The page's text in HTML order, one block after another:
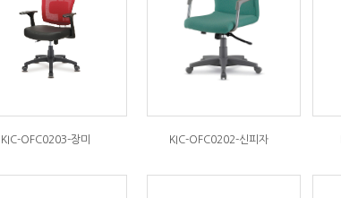
KIC-OFC0203-장미 KIC-OFC0202-신피자